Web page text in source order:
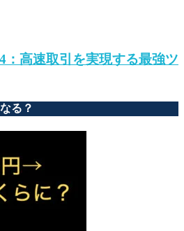
高速取引を実現する最強ツ
る？